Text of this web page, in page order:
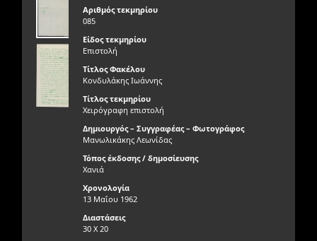
Αριθμός τεκμηρίου
085
Είδος τεκμηρίου
Επιστολή
Τίτλος Φακέλου
Κονδυλάκης Ιωάννης
Τίτλος τεκμηρίου
Χειρόγραφη επιστολή
Δημιουργός – Συγγραφέας – Φωτογράφος
Μανωλικάκης Λεωνίδας
Τόπος έκδοσης / δημοσίευσης
Χανιά
Χρονολογία
13 Μαΐου 1962
Διαστάσεις
30 Χ 20